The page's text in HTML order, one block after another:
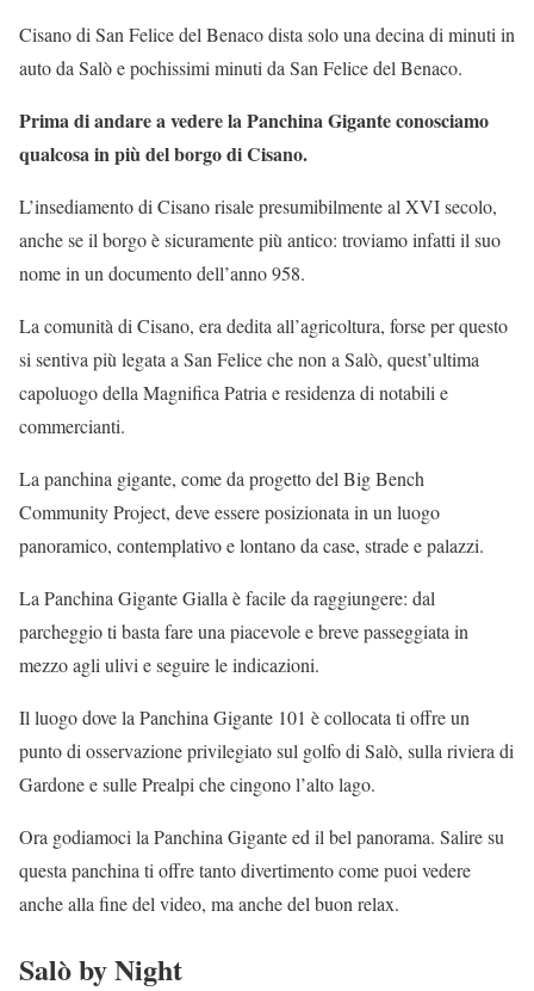
Cisano di San Felice del Benaco dista solo una decina di minuti in
auto da Salò e pochissimi minuti da San Felice del Benaco.
Prima di andare a vedere la Panchina Gigante conosciamo
qualcosa in più del borgo di Cisano.
L’insediamento di Cisano risale presumibilmente al XVI secolo,
anche se il borgo è sicuramente più antico: troviamo infatti il suo
nome in un documento dell’anno 958.
La comunità di Cisano, era dedita all’agricoltura, forse per questo
si sentiva più legata a San Felice che non a Salò, quest’ultima
capoluogo della Magnifica Patria e residenza di notabili e
commercianti.
La panchina gigante, come da progetto del Big Bench
Community Project, deve essere posizionata in un luogo
panoramico, contemplativo e lontano da case, strade e palazzi.
La Panchina Gigante Gialla è facile da raggiungere: dal
parcheggio ti basta fare una piacevole e breve passeggiata in
mezzo agli ulivi e seguire le indicazioni.
Il luogo dove la Panchina Gigante 101 è collocata ti offre un
punto di osservazione privilegiato sul golfo di Salò, sulla riviera di
Gardone e sulle Prealpi che cingono l’alto lago.
Ora godiamoci la Panchina Gigante ed il bel panorama. Salire su
questa panchina ti offre tanto divertimento come puoi vedere
anche alla fine del video, ma anche del buon relax.
Salò by Night